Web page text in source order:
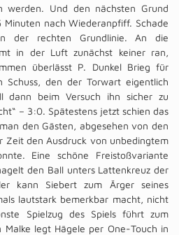
werden. Und den nächsten Grund
nach Wiederanpfiff. Schade
der rechten Grundlinie. An die
in der Luft zunächst keiner ran,
überlässt P. Dunkel Brieg für
Schuss, den der Torwart eigentlich
beim Versuch ihn sicher zu
– 3:0. Spätestens jetzt schien das
den Gästen, abgesehen von den
Zeit den Ausdruck von unbedingtem
Eine schöne Freistoßvariante
den Ball unters Lattenkreuz der
kann Siebert zum Ärger seines
lautstark bemerkbar macht, nicht
Spielzug des Spiels führt zum
legt Hägele per One-Touch in